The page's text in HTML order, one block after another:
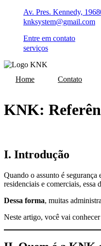
conteúdo
Av. Pres. Kennedy,
knksystem@gmail.com
Entre em contato
serviços
Home Contato
KNK:
I. Introdução
Quando o assunto é segurança
residenciais e comerciais, essa
Dessa forma, muitas
Neste artigo, você vai